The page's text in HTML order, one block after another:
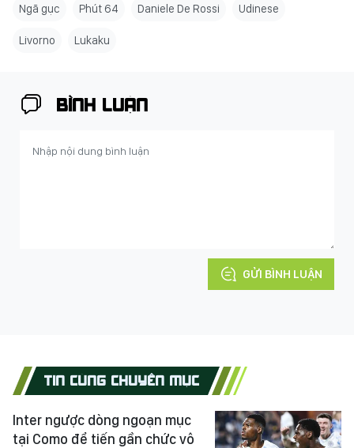
Ngã gục Phút 64 Daniele De Rossi Udinese
Livorno Lukaku
BÌNH LUẬN
GỬI BÌNH LUẬN
TIN CÙNG CHUYÊN MỤC
Inter ngược dòng ngoạn mục
tại Como để tiến gần chức vô